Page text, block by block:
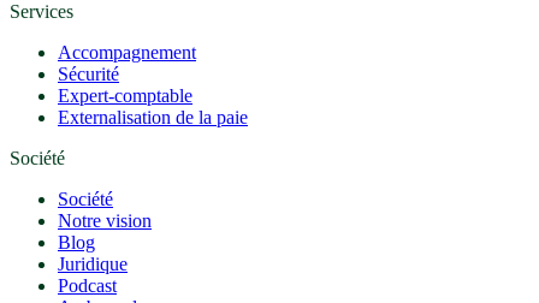
Services
Accompagnement
Sécurité
Expert-comptable
Externalisation de la paie
Société
Société
Notre vision
Blog
Juridique
Podcast